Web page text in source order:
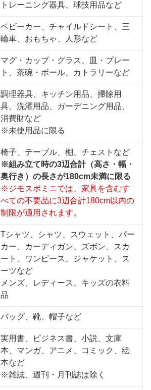
トレーニング器具、球技用品など
ベビーカー、チャイルドシート、三
輪車、おもちゃ、人形など
マグ・カップ・グラス、皿・プレー
ト、茶碗・ボール、カトラリーなど
調理器具、キッチン用品、掃除用
具、洗濯用品、ガーデニング用品、
消費財など
※未使用品に限る
椅子、テーブル、棚、チェストなど
※組み立て時の3辺合計（高さ・幅・
奥行き）の長さが180cm未満に限る
※ジモスポミニでは、家具を含むす
べての不要品に3辺合計180cm以内の
制限が適用されます。
Tシャツ、シャツ、スウェット、パー
カー、カーディガン、ズボン、スカ
ート、ワンピース、ジャケット、ス
ーツなど
メンズ、レディース、キッズの衣料
品
バッグ、靴、帽子など
実用書、ビジネス書、小説、文庫
本、マンガ、アニメ、コミック、絵
本など
※雑誌、週刊・月刊誌は除く